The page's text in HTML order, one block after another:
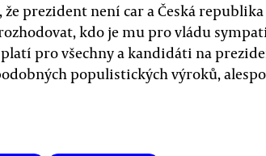
prezident není car a Česká
kdo je mu pro vládu
pro všechny a kandidáti na
populistických výroků,